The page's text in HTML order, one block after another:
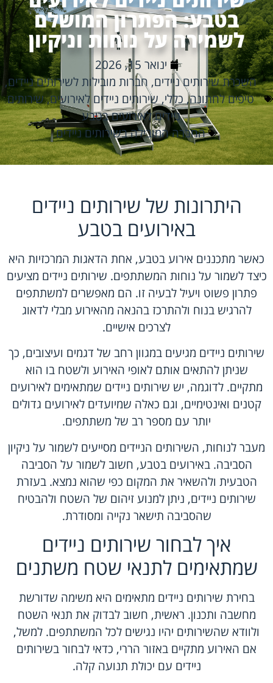
בטבע: הפתרון המושלם
לשמירה על נוחות וניקיון
ינואר 15, 2026
השכרת שירותים ניידים, חברות מובילות לשירותים ניידים,
טיפים לחתונה, כללי, שירותים ניידים לאירועים,שירותים
ניידים לאירועים בטבע
החברה המובילה בשירותים ניידים
היתרונות של שירותים ניידים
באירועים בטבע
כאשר מתכננים אירוע בטבע, אחת הדאגות המרכזיות היא
כיצד לשמור על נוחות המשתתפים. שירותים ניידים מציעים
פתרון פשוט ויעיל לבעיה זו. הם מאפשרים למשתתפים
להרגיש בנוח ולהתרכז בהנאה מהאירוע מבלי לדאוג
לצרכים אישיים.
שירותים ניידים מגיעים במגוון רחב של דגמים ועיצובים, כך
שניתן להתאים אותם לאופי האירוע ולשטח בו הוא
מתקיים. לדוגמה, יש שירותים ניידים שמתאימים לאירועים
קטנים ואינטימיים, וגם כאלה שמיועדים לאירועים גדולים
יותר עם מספר רב של משתתפים.
מעבר לנוחות, השירותים הניידים מסייעים לשמור על ניקיון
הסביבה. באירועים בטבע, חשוב לשמור על הסביבה
הטבעית ולהשאיר את המקום כפי שהוא נמצא. בעזרת
שירותים ניידים, ניתן למנוע זיהום של השטח ולהבטיח
שהסביבה תישאר נקייה ומסודרת.
איך לבחור שירותים ניידים
שמתאימים לתנאי שטח משתנים
בחירת שירותים ניידים מתאימים היא משימה שדורשת
מחשבה ותכנון. ראשית, חשוב לבדוק את תנאי השטח
ולוודא שהשירותים יהיו נגישים לכל המשתתפים. למשל,
אם האירוע מתקיים באזור הררי, כדאי לבחור בשירותים
ניידים עם יכולת תנועה קלה.